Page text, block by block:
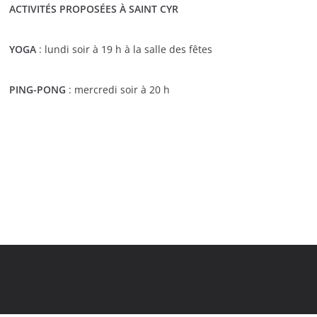
ACTIVITÉS PROPOSÉES À SAINT CYR
YOGA : lundi soir à 19 h à la salle des fêtes
PING-PONG : mercredi soir à 20 h